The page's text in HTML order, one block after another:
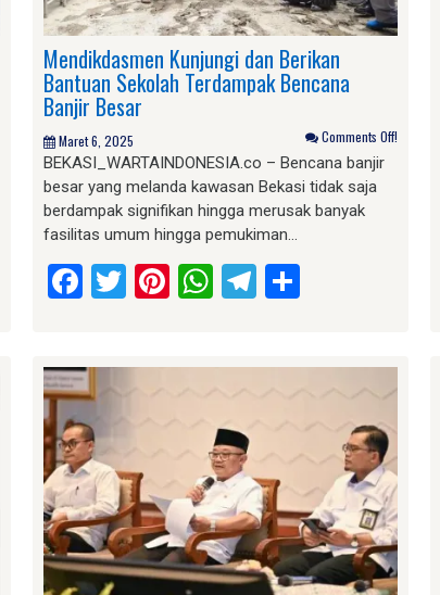
Mendikdasmen Kunjungi dan Berikan
Bantuan Sekolah Terdampak Bencana
Banjir Besar
Maret 6, 2025 Comments Off!
BEKASI_WARTAINDONESIA.co – Bencana banjir
besar yang melanda kawasan Bekasi tidak saja
berdampak signifikan hingga merusak banyak
fasilitas umum hingga pemukiman…
Facebook
Twitter
Pinterest
WhatsApp
Telegram
Share